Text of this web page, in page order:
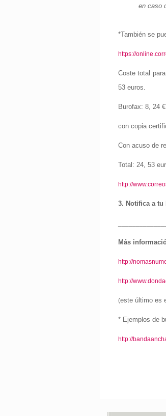
en caso
*También se
https://
Coste total
53 euros.
Burofax: 8, 24
con copia
Con acuso de
Total: 24, 53
http://
3. Notifica a tu
Más
http://
http://
(este último es
* Ejemplos de
http://